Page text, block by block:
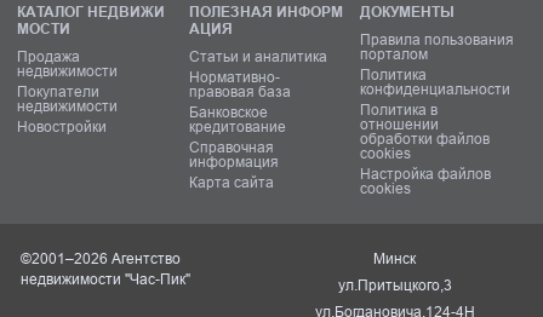
КАТАЛОГ НЕДВИЖИ
МОСТИ
Продажа
недвижимости
Покупатели
недвижимости
Новостройки
ПОЛЕЗНАЯ ИНФОРМ
АЦИЯ
Статьи и аналитика
Нормативно-
правовая база
Банковское
кредитование
Справочная
информация
Карта сайта
ДОКУМЕНТЫ
Правила пользования
порталом
Политика
конфиденциальности
Политика в
отношении
обработки файлов
cookies
Настройка файлов
cookies
©2001–2026 Агентство
недвижимости "Час-Пик"
Минск
ул.Притыцкого,3
ул.Богдановича,124-4Н